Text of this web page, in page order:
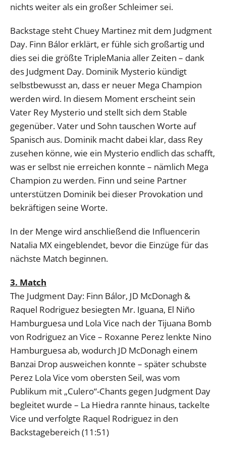
nichts weiter als ein großer Schleimer sei.
Backstage steht Chuey Martinez mit dem Judgment
Day. Finn Bálor erklärt, er fühle sich großartig und
dies sei die größte TripleMania aller Zeiten – dank
des Judgment Day. Dominik Mysterio kündigt
selbstbewusst an, dass er neuer Mega Champion
werden wird. In diesem Moment erscheint sein
Vater Rey Mysterio und stellt sich dem Stable
gegenüber. Vater und Sohn tauschen Worte auf
Spanisch aus. Dominik macht dabei klar, dass Rey
zusehen könne, wie ein Mysterio endlich das schafft,
was er selbst nie erreichen konnte – nämlich Mega
Champion zu werden. Finn und seine Partner
unterstützen Dominik bei dieser Provokation und
bekräftigen seine Worte.
In der Menge wird anschließend die Influencerin
Natalia MX eingeblendet, bevor die Einzüge für das
nächste Match beginnen.
3. Match
The Judgment Day: Finn Bálor, JD McDonagh &
Raquel Rodriguez besiegten Mr. Iguana, El Niño
Hamburguesa und Lola Vice nach der Tijuana Bomb
von Rodriguez an Vice – Roxanne Perez lenkte Nino
Hamburguesa ab, wodurch JD McDonagh einem
Banzai Drop ausweichen konnte – später schubste
Perez Lola Vice vom obersten Seil, was vom
Publikum mit „Culero“-Chants gegen Judgment Day
begleitet wurde – La Hiedra rannte hinaus, tackelte
Vice und verfolgte Raquel Rodriguez in den
Backstagebereich (11:51)